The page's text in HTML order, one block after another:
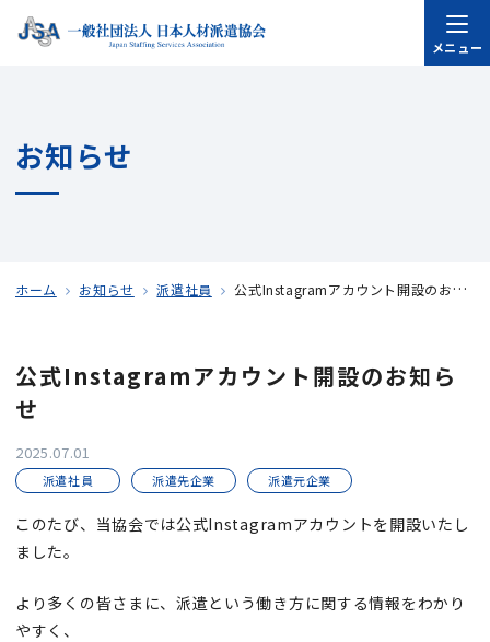
メニュー
お知らせ
ホーム お知らせ 派遣社員 公式Instagramアカウント開設のお知らせ
公式Instagramアカウント開設のお知ら
せ
2025.07.01
派遣社員 派遣先企業 派遣元企業
このたび、当協会では公式Instagramアカウントを開設いたし
ました。
より多くの皆さまに、派遣という働き方に関する情報をわかり
やすく、